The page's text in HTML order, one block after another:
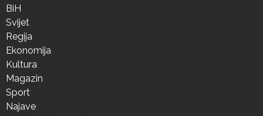
BiH
Svijet
Regija
Ekonomija
Kultura
Magazin
Sport
Najave